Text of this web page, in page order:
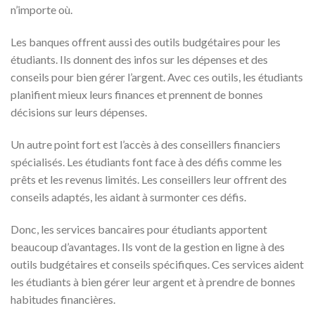
n’importe où.
Les banques offrent aussi des outils budgétaires pour les
étudiants. Ils donnent des infos sur les dépenses et des
conseils pour bien gérer l’argent. Avec ces outils, les étudiants
planifient mieux leurs finances et prennent de bonnes
décisions sur leurs dépenses.
Un autre point fort est l’accès à des conseillers financiers
spécialisés. Les étudiants font face à des défis comme les
prêts et les revenus limités. Les conseillers leur offrent des
conseils adaptés, les aidant à surmonter ces défis.
Donc, les services bancaires pour étudiants apportent
beaucoup d’avantages. Ils vont de la gestion en ligne à des
outils budgétaires et conseils spécifiques. Ces services aident
les étudiants à bien gérer leur argent et à prendre de bonnes
habitudes financières.